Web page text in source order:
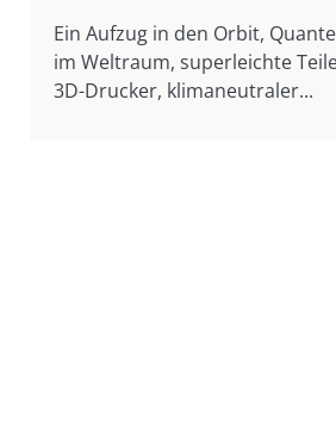
Ein Aufzug in den Orbit,
im Weltraum, superleichte
3D-Drucker, klimaneutraler...